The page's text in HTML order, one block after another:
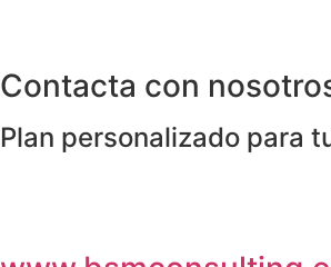
Contacta con
Plan personalizado para